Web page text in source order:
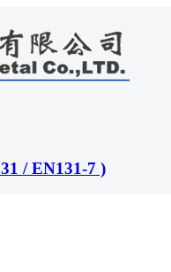
/ EN131-7 )